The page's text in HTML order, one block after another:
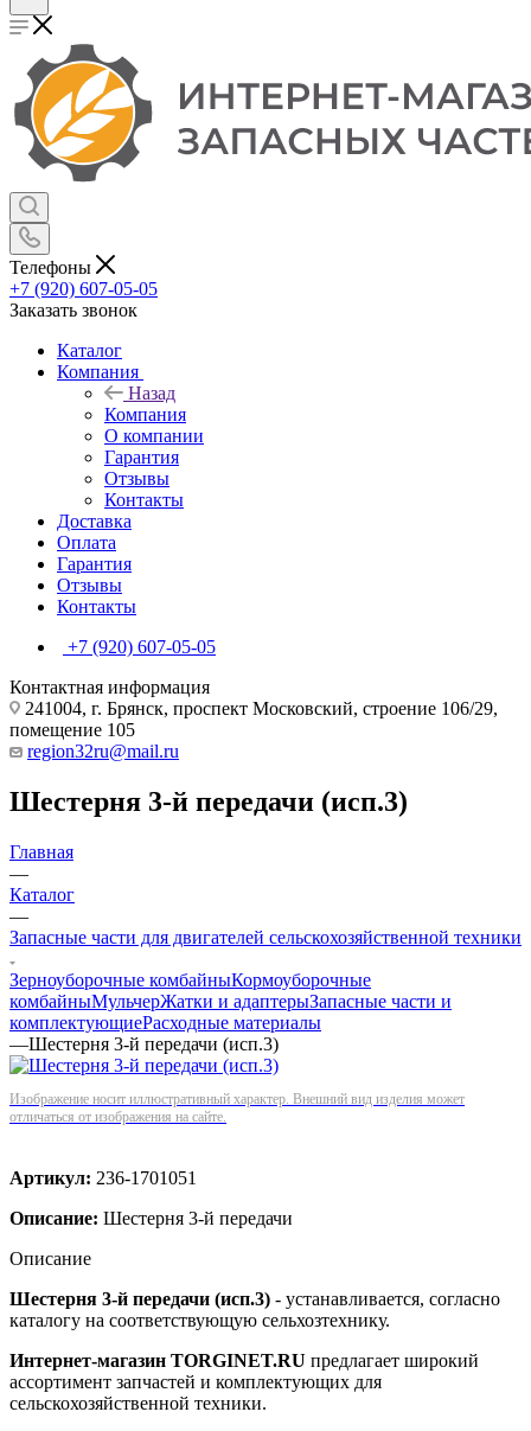
Телефоны
+7 (920) 607-05-05
Заказать звонок
Каталог
Компания
Назад
Компания
О компании
Гарантия
Отзывы
Контакты
Доставка
Оплата
Гарантия
Отзывы
Контакты
+7 (920) 607-05-05
Контактная информация
241004, г. Брянск, проспект Московский, строение 106/29,
помещение 105
region32ru@mail.ru
Шестерня 3-й передачи (исп.3)
Главная
—
Каталог
—
Запасные части для двигателей сельскохозяйственной техники
Зерноуборочные комбайныКормоуборочные
комбайныМульчерЖатки и адаптерыЗапасные части и
комплектующиеРасходные материалы
—Шестерня 3-й передачи (исп.3)
Изображение носит иллюстративный характер. Внешний вид изделия может
отличаться от изображения на сайте.
Артикул: 236-1701051
Описание: Шестерня 3-й передачи
Описание
Шестерня 3-й передачи (исп.3) - устанавливается, согласно
каталогу на соответствующую сельхозтехнику.
Интернет-магазин TORGINET.RU предлагает широкий
ассортимент запчастей и комплектующих для
сельскохозяйственной техники.